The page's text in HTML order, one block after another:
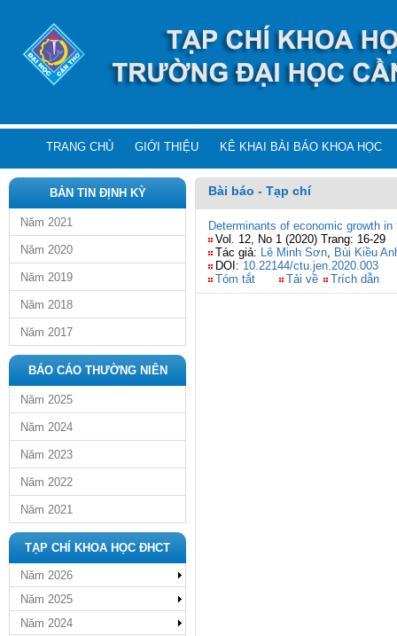
TRANG CHỦ GIỚI THIỆU KÊ KHAI BÀI BÁO KHOA HỌC
BẢN TIN ĐỊNH KỲ
Năm 2021
Năm 2020
Năm 2019
Năm 2018
Năm 2017
BÁO CÁO THƯỜNG NIÊN
Năm 2025
Năm 2024
Năm 2023
Năm 2022
Năm 2021
TẠP CHÍ KHOA HỌC ĐHCT
Năm 2026
Năm 2025
Năm 2024
Bài báo - Tạp chí
Determinants of economic growth
Vol. 12, No 1 (2020) Trang: 16-29
Tác giả: Lê Minh Sơn, Bùi Kiều
DOI: 10.22144/ctu.jen.2020.003
Tóm tắt
Tải về Trích dẫn